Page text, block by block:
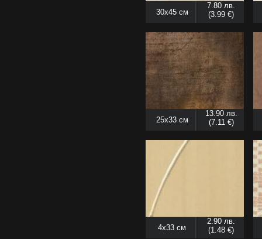
30x45 см
7.80 лв.
(3.99 €)
25x33 см
13.90 лв.
(7.11 €)
4x33 см
2.90 лв.
(1.48 €)